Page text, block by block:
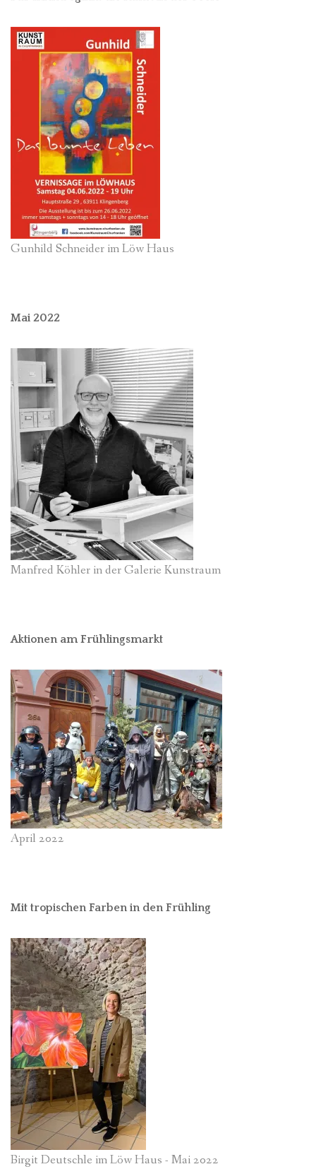
Gunhild Schneider im Löw Haus
Mai 2022
Manfred Köhler in der Galerie Kunstraum
Aktionen am Frühlingsmarkt
April 2022
Mit tropischen Farben in den Frühling
Birgit Deutschle im Löw Haus - Mai 2022